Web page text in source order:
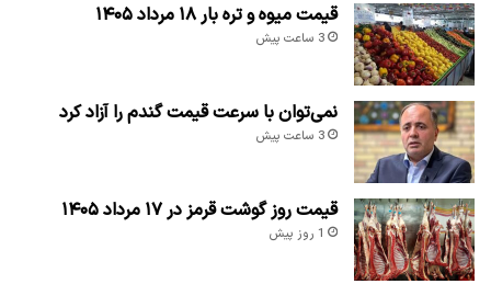
قیمت میوه و تره بار ۱۸ مرداد ۱۴۰۵
3 ساعت پیش
نمی‌توان با سرعت قیمت گندم را آزاد کرد
3 ساعت پیش
قیمت روز گوشت قرمز در ۱۷ مرداد ۱۴۰۵
1 روز پیش